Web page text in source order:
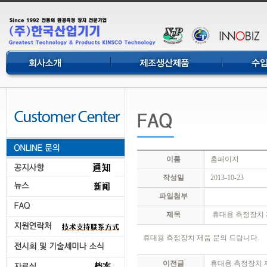
이름 홈페이지
작성일 2013-10-23
파일첨부
제목 휴대용 측정장치
휴대용 측정장치 제품 문의 드립니다.
이전글 휴대용 측정장치